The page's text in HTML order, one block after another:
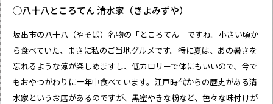
◯八十八ところてん 清水家（きよみずや）
坂出市の八十八（やそば）名物の「ところてん」ですね。小さい頃か
ら食べていた、まさに私のご当地グルメです。特に夏は、あの暑さを
忘れるような涼が楽しめますし、低カロリーで体にもいいので、今で
もおやつがわりに一年中食べています。江戸時代からの歴史がある清
水家というお店があるのですが、黒蜜やきな粉など、色々な味付けが